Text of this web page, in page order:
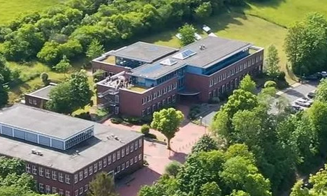
Direkt zum Inhalt